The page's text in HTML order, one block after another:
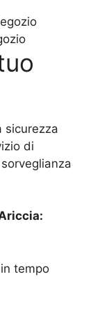
sicurezza
di
tempo